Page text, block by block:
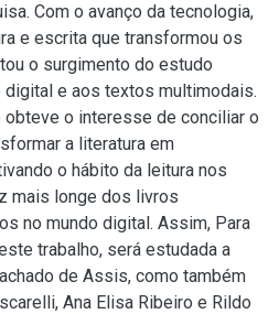
Com o avanço da tecnologia,
e escrita que transformou os
o surgimento do estudo
digital e aos textos multimodais.
o interesse de conciliar o
a literatura em
o hábito da leitura nos
mais longe dos livros
no mundo digital. Assim, Para
trabalho, será estudada a
de Assis, como também
Ana Elisa Ribeiro e Rildo